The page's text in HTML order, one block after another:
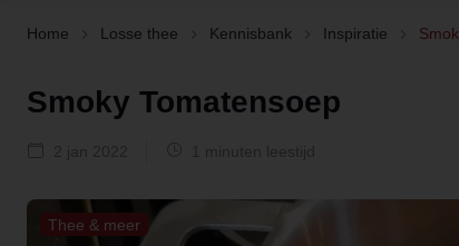
Home Losse thee Kennisbank Inspiratie
Smoky Tomatensoep
Thee & meer